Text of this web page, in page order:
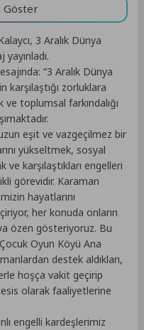
Göster
3 Aralık Dünya
“3 Aralık Dünya
karşılaştığı zorluklara
ve toplumsal farkındalığı
eşit ve vazgeçilmez bir
yükseltmek, sosyal
ve karşılaştıkları engelleri
görevidir. Karaman
hayatlarını
her konuda onların
özen gösteriyoruz. Bu
Oyun Köyü Ana
destek aldıkları,
hoşça vakit geçirip
olarak faaliyetlerine
engelli kardeşlerimiz